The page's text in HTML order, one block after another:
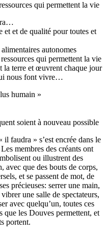
qui permettent la vie
et de qualité pour toutes et
autonomes
qui permettent la vie
la terre et œuvrent chaque jour
nous font vivre…
humain »
soient à nouveau possible
faudra » s’est encrée dans le
membres des créants ont
ou illustrent des
avec que des bouts de corps,
et se passent de mot, de
précieuses: serrer une main,
une salle de spectateurs,
avec quelqu’un, toutes ces
que les Douves permettent, et
portent.